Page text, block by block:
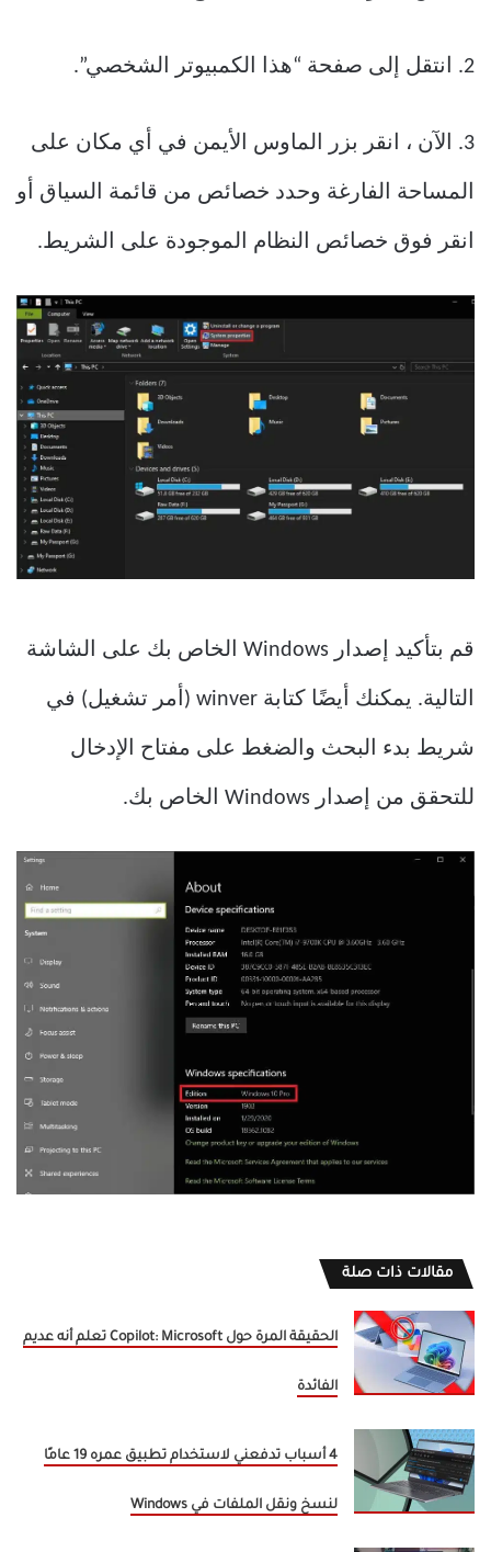
2. انتقل إلى صفحة “هذا الكمبيوتر الشخصي”.
3. الآن ، انقر بزر الماوس الأيمن في أي مكان على
المساحة الفارغة وحدد خصائص من قائمة السياق أو
انقر فوق خصائص النظام الموجودة على الشريط.
قم بتأكيد إصدار Windows الخاص بك على الشاشة
التالية. يمكنك أيضًا كتابة winver (أمر تشغيل) في
شريط بدء البحث والضغط على مفتاح الإدخال
للتحقق من إصدار Windows الخاص بك.
مقالات ذات صلة
الحقيقة المرة حول Copilot: Microsoft تعلم أنه عديم
الفائدة
4 أسباب تدفعني لاستخدام تطبيق عمره 19 عامًا
لنسخ ونقل الملفات في Windows